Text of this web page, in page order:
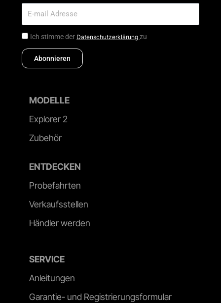
Ich stimme der Datenschutzerklärung zu
Abonnieren
MODELLE
Explorer 2
Zubehör
ENTDECKEN
Probefahrten
Verkaufsstellen
Händler werden
SERVICE
Anleitungen
Garantie- und Registrierungsformular